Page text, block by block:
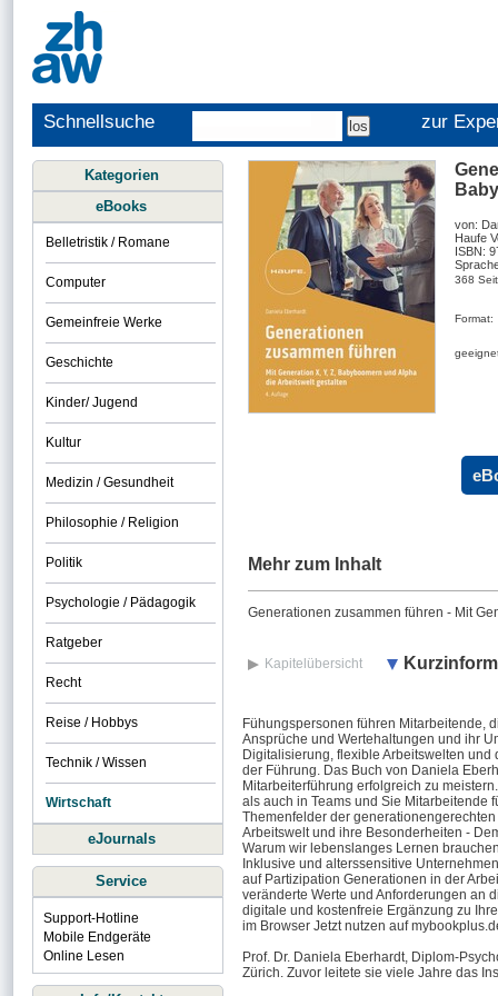
Schnellsuche zur
von:
Haufe
ISBN:
368
Format:
Mehr zum Inhalt
Generationen zusammen führen - Mit
Kapitelübersicht
Fühungspersonen führen Mitarbeitende,
Ansprüche und Wertehaltungen und ihr
Digitalisierung, flexible Arbeitswelten
der Führung. Das Buch von Daniela
Mitarbeiterführung erfolgreich zu
als auch in Teams und Sie Mitarbeitende
Themenfelder der
Arbeitswelt und ihre Besonderheiten -
Warum wir lebenslanges Lernen
Inklusive und alterssensitive
auf Partizipation Generationen in der
veränderte Werte und Anforderungen an
digitale und kostenfreie Ergänzung zu
im Browser Jetzt nutzen auf
Prof. Dr. Daniela Eberhardt, Diplom-
Zürich. Zuvor leitete sie viele Jahre das
Kategorien
eBooks
Belletristik / Romane
Computer
Gemeinfreie Werke
Geschichte
Kinder/ Jugend
Kultur
Medizin / Gesundheit
Philosophie / Religion
Politik
Psychologie / Pädagogik
Ratgeber
Recht
Reise / Hobbys
Technik / Wissen
Wirtschaft
eJournals
Service
Support-Hotline
Mobile Endgeräte
Online Lesen